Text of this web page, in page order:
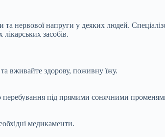
нервової напруги у деяких людей.
засобів.
вживайте здорову, поживну їжу.
перебування під прямими сонячними
медикаменти.